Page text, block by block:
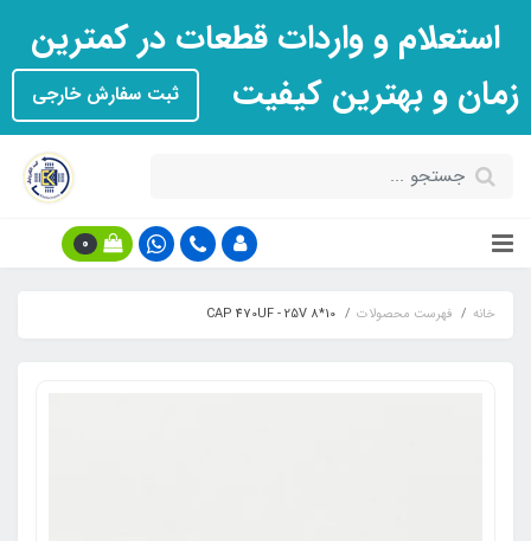
استعلام و واردات قطعات در کمترین
زمان و بهترین کیفیت
ثبت سفارش خارجی
0
خانه فهرست محصولات CAP 470UF - 25V 8*10